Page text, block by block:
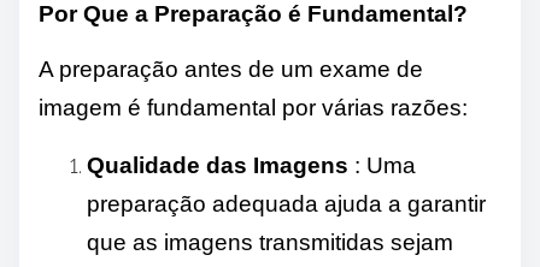
Por Que a Preparação é Fundamental?
A preparação antes de um exame de
imagem é fundamental por várias razões:
Qualidade das Imagens : Uma
preparação adequada ajuda a garantir
que as imagens transmitidas sejam